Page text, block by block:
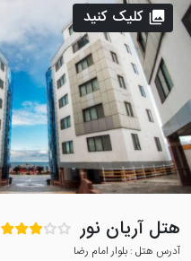
هتل آریان نور
آدرس هتل : بلوار امام رضا
کلیک کنید